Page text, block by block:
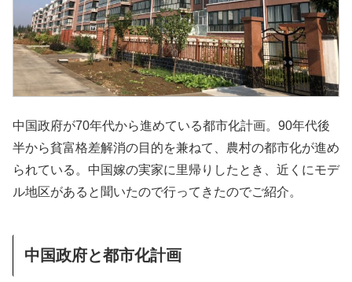
中国政府が70年代から進めている都市化計画。90年代後
半から貧富格差解消の目的を兼ねて、農村の都市化が進め
られている。中国嫁の実家に里帰りしたとき、近くにモデ
ル地区があると聞いたので行ってきたのでご紹介。
中国政府と都市化計画